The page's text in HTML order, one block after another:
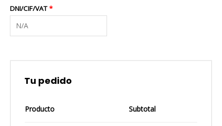
DNI/CIF/VAT*
Tu pedido
Producto Subtotal